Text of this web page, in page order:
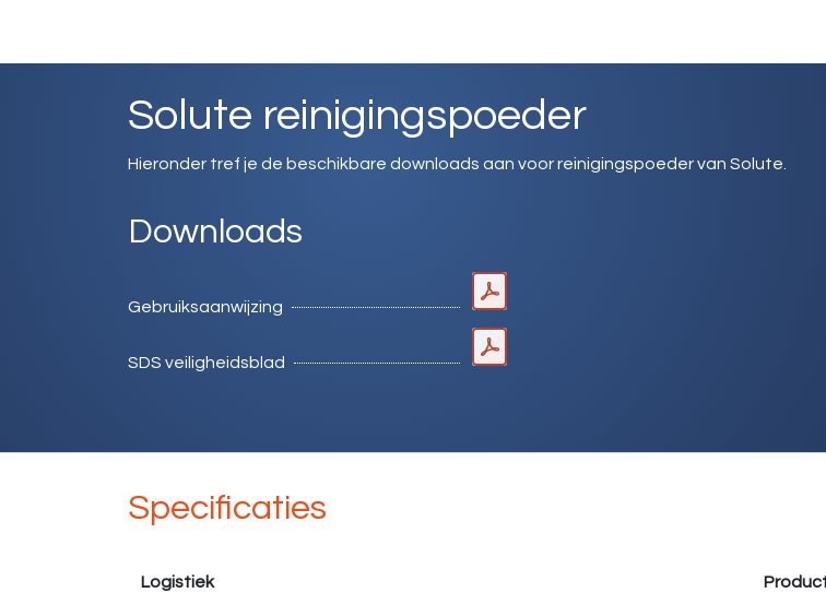
Solute reinigingspoeder
Hieronder tref je de beschikbare downloads aan voor reinigingspoeder van Solute.
Downloads
Gebruiksaanwijzing
SDS veiligheidsblad
Specificaties
Logistiek